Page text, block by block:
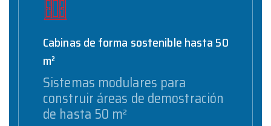
Cabinas de forma sostenible hasta 50
m²
Sistemas modulares para
construir áreas de demostración
de hasta 50 m²